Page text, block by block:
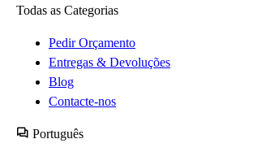
Todas as Categorias
Pedir Orçamento
Entregas & Devoluções
Blog
Contacte-nos
Português